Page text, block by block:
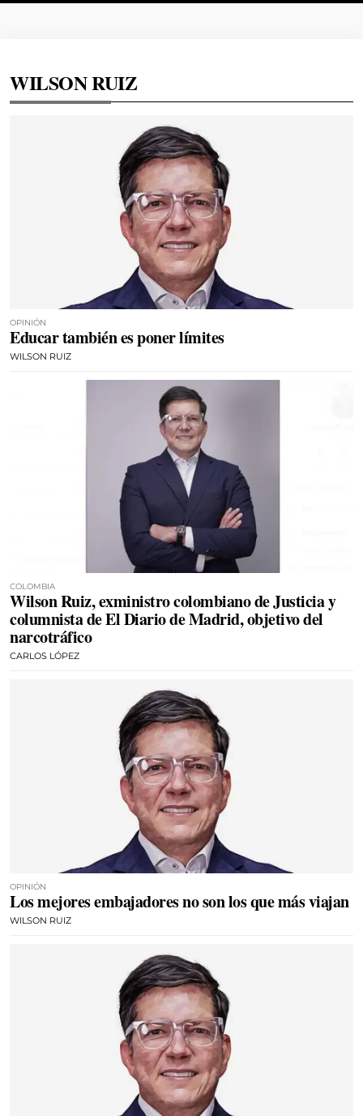
WILSON RUIZ
OPINIÓN
Educar también es poner límites
WILSON RUIZ
COLOMBIA
Wilson Ruiz, exministro colombiano de Justicia y
columnista de El Diario de Madrid, objetivo del
narcotráfico
CARLOS LÓPEZ
OPINIÓN
Los mejores embajadores no son los que más viajan
WILSON RUIZ